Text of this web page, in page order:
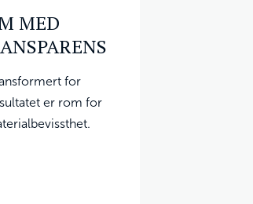
MED
for
er rom for